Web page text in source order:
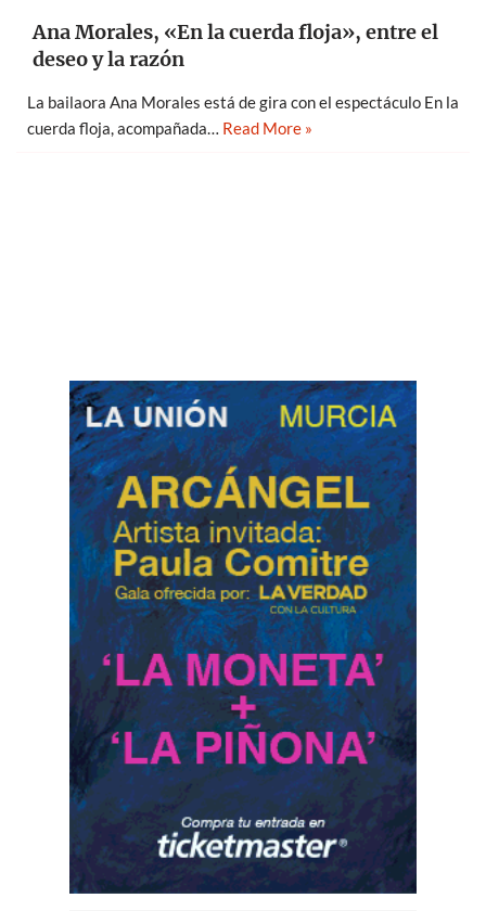
Ana Morales, «En la cuerda floja», entre el
deseo y la razón
La bailaora Ana Morales está de gira con el espectáculo En la
cuerda floja, acompañada… Read More »